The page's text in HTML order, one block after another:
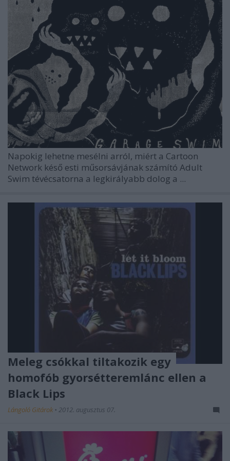
Napokig lehetne mesélni arról, miért a Cartoon
Network késő esti műsorsávjának számító Adult
Swim tévécsatorna a legkirályabb dolog a ...
Meleg csókkal tiltakozik egy
homofób gyorsétteremlánc ellen a
Black Lips
Lángoló Gitárok • 2012. augusztus 07.